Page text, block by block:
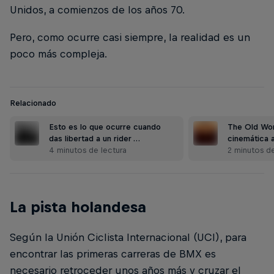
Unidos, a comienzos de los años 70.
Pero, como ocurre casi siempre, la realidad es un
poco más compleja.
Relacionado
Esto es lo que ocurre cuando
das libertad a un rider …
4 minutos de lectura
The Old
cinemática
2 minutos
La pista holandesa
Según la Unión Ciclista Internacional (UCI), para
encontrar las primeras carreras de BMX es
necesario retroceder unos años más y cruzar el